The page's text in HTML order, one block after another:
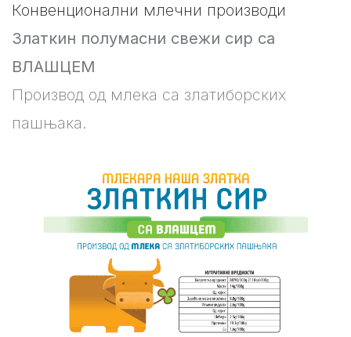
Конвенционални млечни производи
Златкин полумасни свежи сир са
ВЛАШЦЕМ
Производ од млека са златиборских
пашњака.